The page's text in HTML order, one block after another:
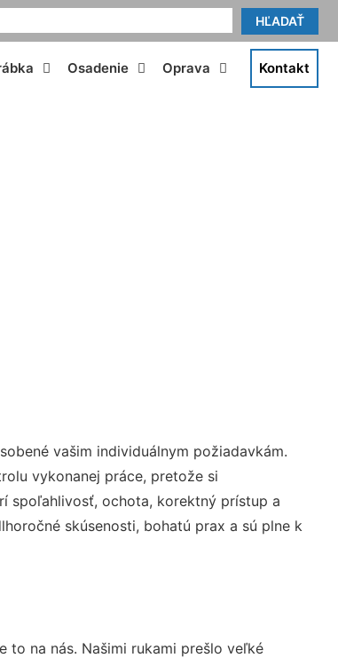
HĽADAŤ
Osadenie Oprava Kontakt
vašim individuálnym požiadavkám.
vykonanej práce, pretože si
spoľahlivosť, ochota, korektný prístup a
skúsenosti, bohatú prax a sú plne k
to na nás. Našimi rukami prešlo veľké